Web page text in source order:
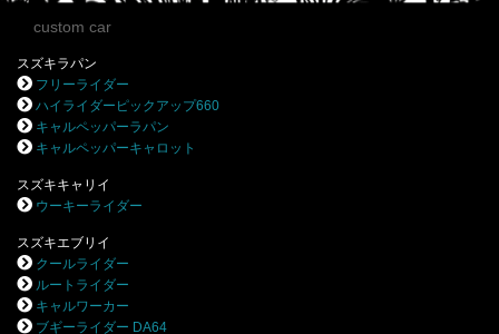
custom car
スズキラパン
フリーライダー
ハイライダーピックアップ660
キャルペッパーラパン
キャルペッパーキャロット
スズキキャリイ
ウーキーライダー
スズキエブリイ
クールライダー
ルートライダー
キャルワーカー
ブギーライダー DA64